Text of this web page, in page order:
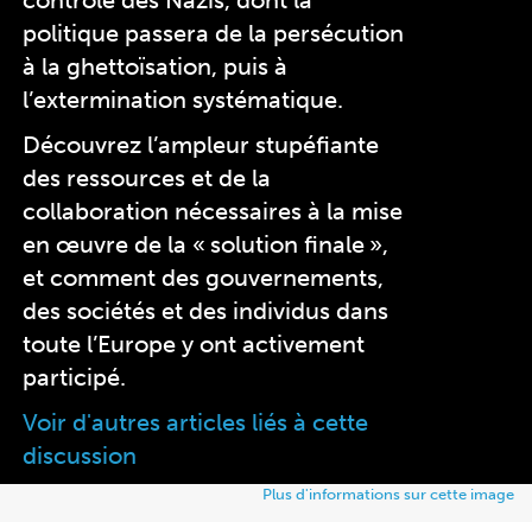
politique passera de la persécution
à la ghettoïsation, puis à
l’extermination systématique.
Découvrez l’ampleur stupéfiante
des ressources et de la
collaboration nécessaires à la mise
en œuvre de la « solution finale »,
et comment des gouvernements,
des sociétés et des individus dans
toute l’Europe y ont activement
participé.
Voir d'autres articles liés à cette
discussion
Plus d'informations sur cette image